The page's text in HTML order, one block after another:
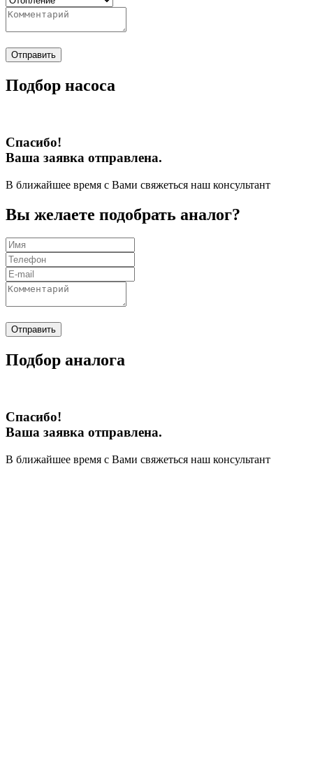
Отправить
Подбор насоса
Спасибо!
Ваша заявка отправлена.
В ближайшее время с Вами свяжеться наш консультант
Вы желаете подобрать аналог?
Отправить
Подбор аналога
Спасибо!
Ваша заявка отправлена.
В ближайшее время с Вами свяжеться наш консультант